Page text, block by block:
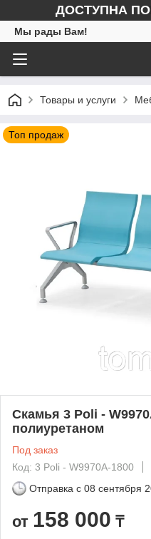
ДОСТУПНА
Мы рады Вам!
Товары и услуги
Топ продаж
Скамья 3 Poli -
полиуретаном
Под заказ
Код: 3 Poli - W9970A-1800
Отправка с 08 сентября
от 158 000 ₸